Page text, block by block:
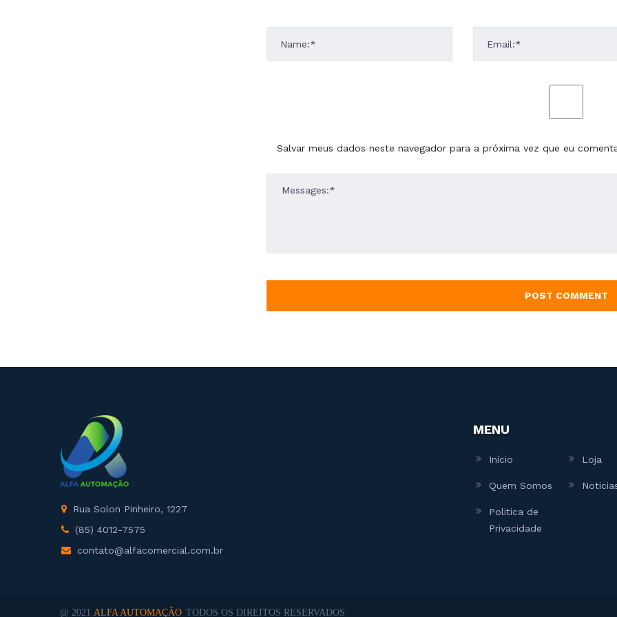
Salvar meus dados neste navegador para a próxima vez que eu
Rua Solon Pinheiro, 1227
(85) 4012-7575
contato@alfacomercial.com.br
MENU
Início Loja
Quem Somos
Politica de
Privacidade
@ 2021 ALFA AUTOMAÇÃO TODOS OS DIREITOS RESERVADOS.